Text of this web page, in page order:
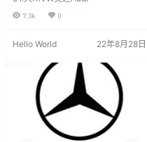
lsaPro 本套资源：本站SVIP和VIP
都能下载自学钻研, 资源种类繁多,
废！ 本站资源：都来之不易，都在
工作压力！有条件请支持购买正
版！ 特别提醒：仅限本站会员, 专业
7.3k 0
Hello World 22年8月28日